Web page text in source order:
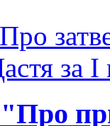
за I